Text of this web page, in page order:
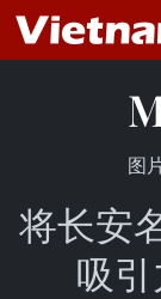
图
将长安
吸